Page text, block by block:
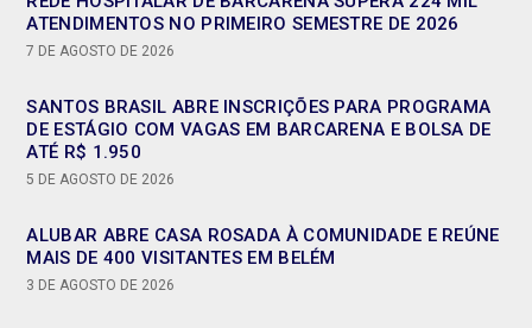
ATENDIMENTOS NO PRIMEIRO SEMESTRE DE 2026
7 DE AGOSTO DE 2026
SANTOS BRASIL ABRE INSCRIÇÕES PARA PROGRAMA
DE ESTÁGIO COM VAGAS EM BARCARENA E BOLSA DE
ATÉ R$ 1.950
5 DE AGOSTO DE 2026
ALUBAR ABRE CASA ROSADA À COMUNIDADE E REÚNE
MAIS DE 400 VISITANTES EM BELÉM
3 DE AGOSTO DE 2026